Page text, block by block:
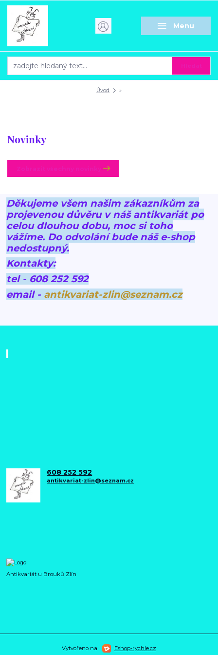
Menu
Úvod »
Novinky
Děkujeme všem našim zákazníkům za
projevenou důvěru v náš antikvariát po
celou dlouhou dobu, moc si toho
vážíme. Do odvolání bude náš e-shop
nedostupný.
Kontakty:
tel - 608 252 592
email - antikvariat-zlin@seznam.cz
608 252 592
antikvariat-zlin@seznam.cz
Antikvariát u Brouků Zlín
Vytvořeno na Eshop-rychle.cz